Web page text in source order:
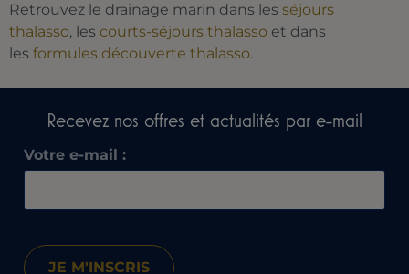
Retrouvez le drainage marin dans les séjours
thalasso, les courts-séjours thalasso et dans
les formules découverte thalasso.
Recevez nos offres et actualités par e-mail​
Votre e-mail :